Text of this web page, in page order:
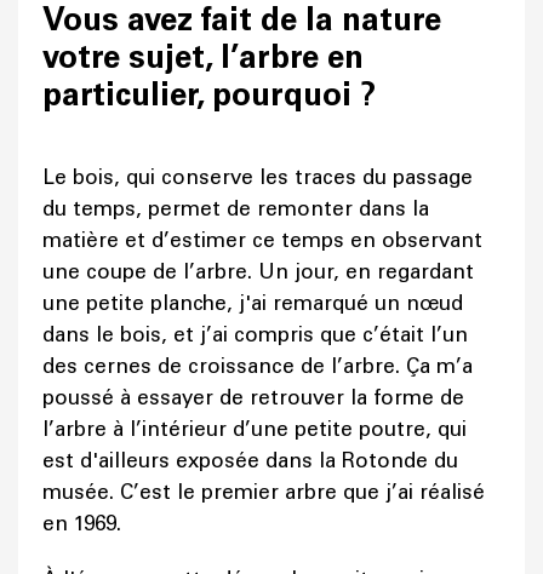
Vous avez fait de la nature
votre sujet, l’arbre en
particulier, pourquoi ?
Le bois, qui conserve les traces du passage
du temps, permet de remonter dans la
matière et d’estimer ce temps en observant
une coupe de l’arbre. Un jour, en regardant
une petite planche, j'ai remarqué un nœud
dans le bois, et j’ai compris que c’était l’un
des cernes de croissance de l’arbre. Ça m’a
poussé à essayer de retrouver la forme de
l’arbre à l’intérieur d’une petite poutre, qui
est d'ailleurs exposée dans la Rotonde du
musée. C’est le premier arbre que j’ai réalisé
en 1969.